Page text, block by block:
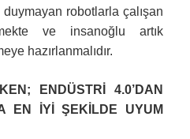
robotlarla çalışan
ve insanoğlu artık
hazırlanmalıdır.
ENDÜSTRİ 4.0’DAN
EN İYİ ŞEKİLDE UYUM